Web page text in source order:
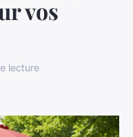
vos
lecture